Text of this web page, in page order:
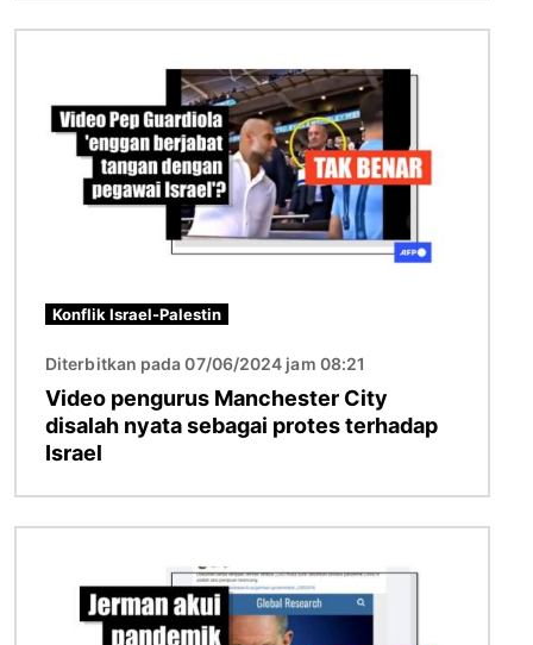
Konflik Israel-Palestin
Diterbitkan pada 07/06/2024 jam 08:21
Video pengurus Manchester City
disalah nyata sebagai protes terhadap
Israel